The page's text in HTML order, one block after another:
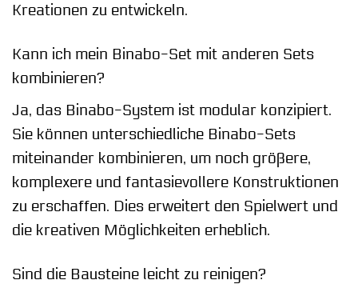
Kreationen zu entwickeln.
Kann ich mein Binabo-Set mit anderen Sets
kombinieren?
Ja, das Binabo-System ist modular konzipiert.
Sie können unterschiedliche Binabo-Sets
miteinander kombinieren, um noch größere,
komplexere und fantasievollere Konstruktionen
zu erschaffen. Dies erweitert den Spielwert und
die kreativen Möglichkeiten erheblich.
Sind die Bausteine leicht zu reinigen?